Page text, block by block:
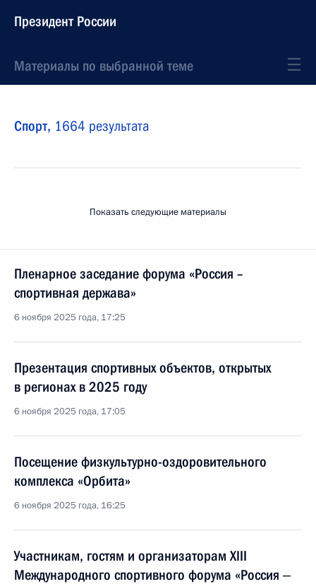
Президент России
Материалы по выбранной теме
Спорт, 1664 результата
Показать следующие материалы
Пленарное заседание форума «Россия –
спортивная держава»
6 ноября 2025 года, 17:25
Презентация спортивных объектов, открытых
в регионах в 2025 году
6 ноября 2025 года, 17:05
Посещение физкультурно-оздоровительного
комплекса «Орбита»
6 ноября 2025 года, 16:25
Участникам, гостям и организаторам XIII
Международного спортивного форума «Россия ‒